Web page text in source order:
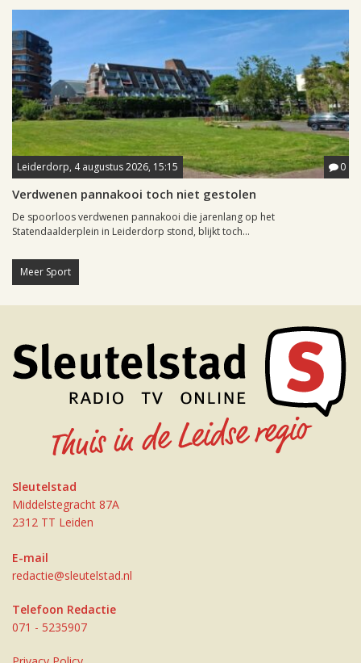
Leiderdorp, 4 augustus 2026, 15:15 0
Verdwenen pannakooi toch niet gestolen
De spoorloos verdwenen pannakooi die jarenlang op het
Statendaalderplein in Leiderdorp stond, blijkt toch...
Meer Sport
Sleutelstad
Middelstegracht 87A
2312 TT Leiden
E-mail
redactie@sleutelstad.nl
Telefoon Redactie
071 - 5235907